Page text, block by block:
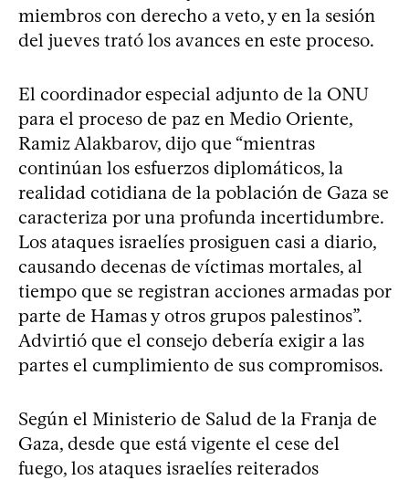
miembros con derecho a veto, y en la sesión
del jueves trató los avances en este proceso.
El coordinador especial adjunto de la ONU
para el proceso de paz en Medio Oriente,
Ramiz Alakbarov, dijo que “mientras
continúan los esfuerzos diplomáticos, la
realidad cotidiana de la población de Gaza se
caracteriza por una profunda incertidumbre.
Los ataques israelíes prosiguen casi a diario,
causando decenas de víctimas mortales, al
tiempo que se registran acciones armadas por
parte de Hamas y otros grupos palestinos”.
Advirtió que el consejo debería exigir a las
partes el cumplimiento de sus compromisos.
Según el Ministerio de Salud de la Franja de
Gaza, desde que está vigente el cese del
fuego, los ataques israelíes reiterados